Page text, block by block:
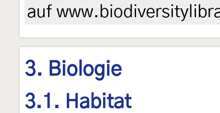
auf
3. Biologie
3.1. Habitat